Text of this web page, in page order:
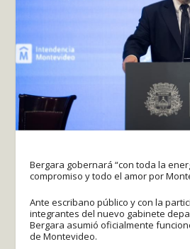
Bergara gobernará “con toda la
compromiso y todo el amor por
Ante escribano público y con la
integrantes del nuevo gabinete
Bergara asumió oficialmente
de Montevideo.